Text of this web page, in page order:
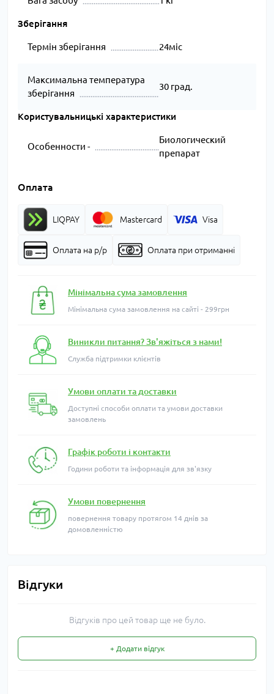
Зберігання
Термін зберігання 24міс
Максимальна температура
зберігання
30 град.
Користувальницькі характеристики
Особенности -
Биологический
препарат
Оплата
LIQPAY Mastercard Visa
Оплата на р/р Оплата при отриманні
Мінімальна сума замовлення
Мінімальна сума замовлення на сайті - 299грн
Виникли питання? Зв'яжіться з нами!
Служба підтримки клієнтів
Умови оплати та доставки
Доступні способи оплати та умови доставки
замовлень
Графік роботи і контакти
Години роботи та інформація для зв'язку
Умови повернення
повернення товару протягом 14 днів за
домовленністю
Відгуки
Відгуків про цей товар ще не було.
+ Додати відгук